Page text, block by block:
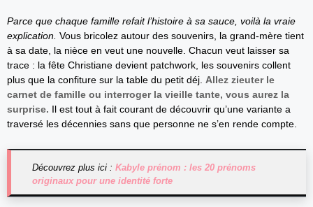
Parce que chaque famille refait l’histoire à sa sauce, voilà la vraie
explication. Vous bricolez autour des souvenirs, la grand-mère tient
à sa date, la nièce en veut une nouvelle. Chacun veut laisser sa
trace : la fête Christiane devient patchwork, les souvenirs collent
plus que la confiture sur la table du petit déj. Allez zieuter le
carnet de famille ou interroger la vieille tante, vous aurez la
surprise. Il est tout à fait courant de découvrir qu’une variante a
traversé les décennies sans que personne ne s’en rende compte.
Découvrez plus ici : Kabyle prénom : les 20 prénoms
originaux pour une identité forte